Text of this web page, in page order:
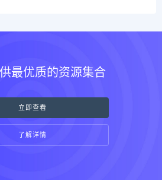
最优质的资源集合
立即查看
了解详情